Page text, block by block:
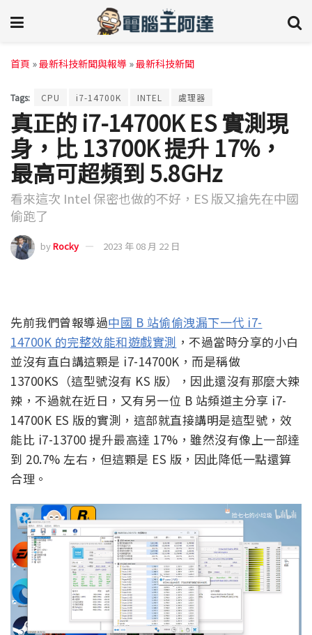
首頁 »最新科技新聞與報導 »最新科技新聞
Tags: CPU i7-14700K INTEL 處理器
真正的 i7-14700K ES 實測現
身，比 13700K 提升 17%，
最高可超頻到 5.8GHz
看來這次 Intel 保密也做的不好，ES 版又搶先在中國
偷跑了
byRocky 2023 年 08 月 22 日
先前我們曾報導過中國 B 站偷偷洩漏下一代 i7-
14700K 的完整效能和遊戲實測 ，不過當時分享的小白
並沒有直白講這顆是 i7-14700K，而是稱做
13700KS（這型號沒有 KS 版），因此還沒有那麼大辣
辣，不過就在近日，又有另一位 B 站頻道主分享 i7-
14700K ES 版的實測，這部就直接講明是這型號，效
能比 i7-13700 提升最高達 17%，雖然沒有像上一部達
到 20.7% 左右，但這顆是 ES 版，因此降低一點還算
合理。